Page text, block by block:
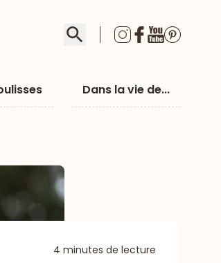
Rechercher
Dans la vie de...
4 minutes de lecture